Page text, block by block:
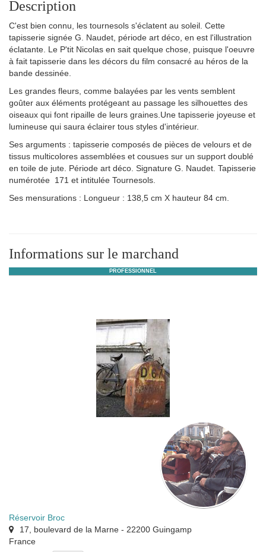
Description
C'est bien connu, les tournesols s'éclatent au soleil. Cette
tapisserie signée G. Naudet, période art déco, en est l'illustration
éclatante. Le P'tit Nicolas en sait quelque chose, puisque l'oeuvre
à fait tapisserie dans les décors du film consacré au héros de la
bande dessinée.
Les grandes fleurs, comme balayées par les vents semblent
goûter aux éléments protégeant au passage les silhouettes des
oiseaux qui font ripaille de leurs graines.Une tapisserie joyeuse et
lumineuse qui saura éclairer tous styles d'intérieur.
Ses arguments : tapisserie composés de pièces de velours et de
tissus multicolores assemblées et cousues sur un support doublé
en toile de jute. Période art déco. Signature G. Naudet. Tapisserie
numérotée 171 et intitulée Tournesols.
Ses mensurations : Longueur : 138,5 cm X hauteur 84 cm.
Informations sur le marchand
PROFESSIONNEL
Réservoir Broc
17, boulevard de la Marne - 22200 Guingamp
France